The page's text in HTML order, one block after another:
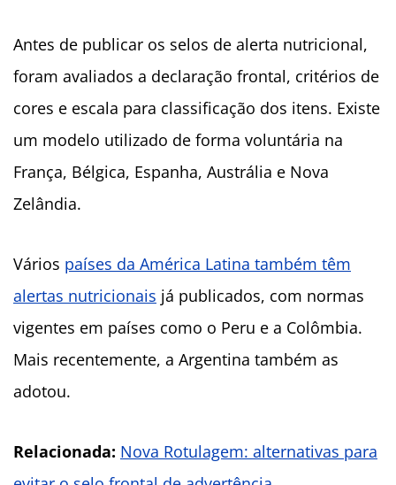
Antes de publicar os selos de alerta nutricional,
foram avaliados a declaração frontal, critérios de
cores e escala para classificação dos itens. Existe
um modelo utilizado de forma voluntária na
França, Bélgica, Espanha, Austrália e Nova
Zelândia.
Vários países da América Latina também têm
alertas nutricionais já publicados, com normas
vigentes em países como o Peru e a Colômbia.
Mais recentemente, a Argentina também as
adotou.
Relacionada: Nova Rotulagem: alternativas para